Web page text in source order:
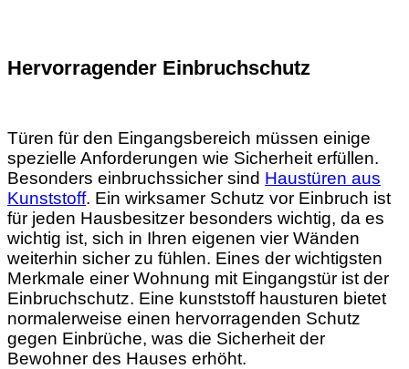
Hervorragender Einbruchschutz
Türen für den Eingangsbereich müssen einige
spezielle Anforderungen wie Sicherheit erfüllen.
Besonders einbruchssicher sind Haustüren aus
Kunststoff. Ein wirksamer Schutz vor Einbruch ist
für jeden Hausbesitzer besonders wichtig, da es
wichtig ist, sich in Ihren eigenen vier Wänden
weiterhin sicher zu fühlen. Eines der wichtigsten
Merkmale einer Wohnung mit Eingangstür ist der
Einbruchschutz. Eine kunststoff hausturen bietet
normalerweise einen hervorragenden Schutz
gegen Einbrüche, was die Sicherheit der
Bewohner des Hauses erhöht.